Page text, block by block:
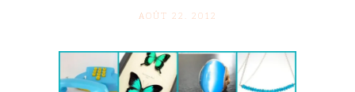
AOÛT 22. 2012